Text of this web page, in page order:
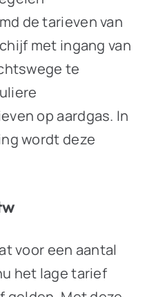
de tarieven van
met ingang van
te
op aardgas. In
wordt deze
voor een aantal
het lage tarief